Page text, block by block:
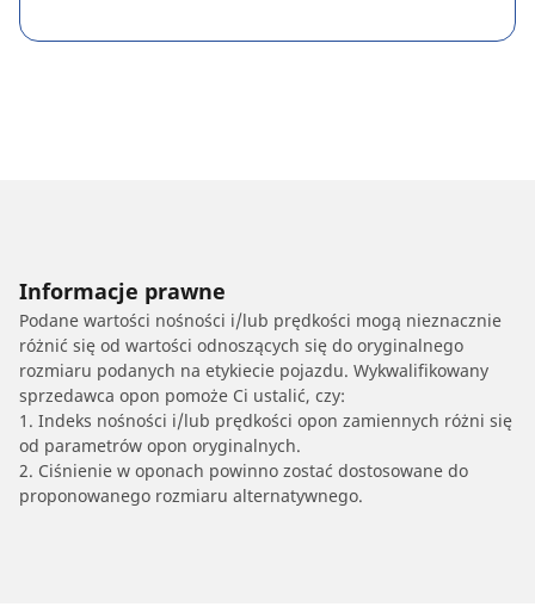
Informacje prawne
Podane wartości nośności i/lub prędkości mogą nieznacznie
różnić się od wartości odnoszących się do oryginalnego
rozmiaru podanych na etykiecie pojazdu. Wykwalifikowany
sprzedawca opon pomoże Ci ustalić, czy:
1. Indeks nośności i/lub prędkości opon zamiennych różni się
od parametrów opon oryginalnych.
2. Ciśnienie w oponach powinno zostać dostosowane do
proponowanego rozmiaru alternatywnego.